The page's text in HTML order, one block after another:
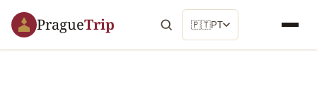
PragueTrip 🇵🇹PT